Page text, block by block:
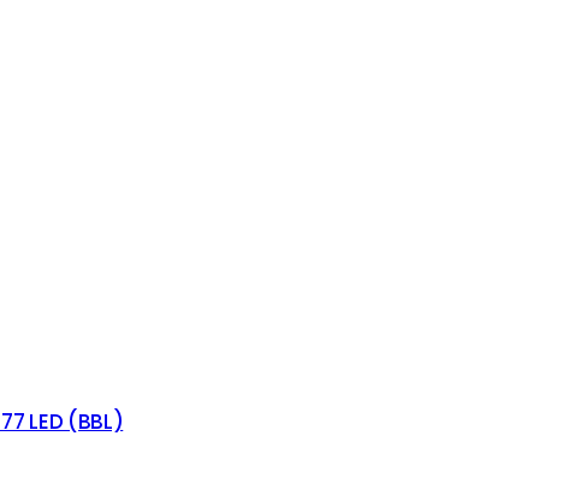
LED (BBL)